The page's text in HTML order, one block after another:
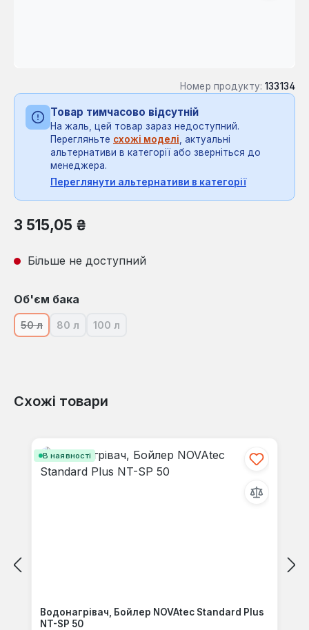
Номер продукту: 133134
Товар тимчасово відсутній
На жаль, цей товар зараз недоступний.
Перегляньте схожі моделі, актуальні
альтернативи в категорії або зверніться до
менеджера.
Переглянути альтернативи в категорії
Звичайна ціна:
3 515,05 ₴
Більше не доступний
Виберіть
Об'єм бака
50 л(Ця опція наразі недоступна.)
80 л(Ця опція наразі недоступна.)
100 л(Ця опція наразі недоступна.)
Схожі товари
В наявності
Водонагрівач, Бойлер NOVAtec Standard Plus
NT-SP 50